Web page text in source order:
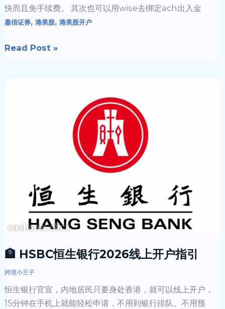
快而且免手续费。 其次也可以用wise去绑定ach出入金
嘉信证券, 港美股, 港美股开户
Read Post »
🏦 HSBC恒生银行2026线上开户指引
跨境小王子
恒生银行官宣，内地居民只要身处香港，就可以线上开户，
15分钟在手机上就能轻松申请，不用到银行排队、不用预
指
引